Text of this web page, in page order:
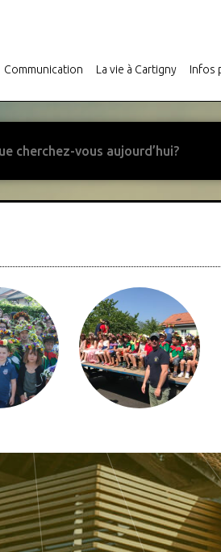
Communication La vie à Cartigny Infos
Fête du 1er août aux Roches